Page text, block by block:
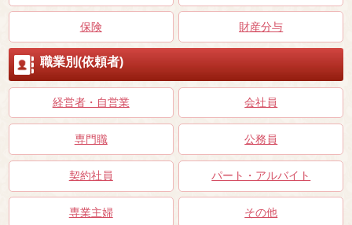
保険 財産分与
職業別(依頼者)
経営者・自営業 会社員
専門職 公務員
契約社員 パート・アルバイト
専業主婦 その他